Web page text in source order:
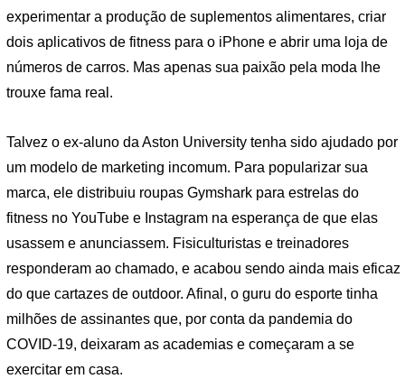
experimentar a produção de suplementos alimentares, criar
dois aplicativos de fitness para o iPhone e abrir uma loja de
números de carros. Mas apenas sua paixão pela moda lhe
trouxe fama real.
Talvez o ex-aluno da Aston University tenha sido ajudado por
um modelo de marketing incomum. Para popularizar sua
marca, ele distribuiu roupas Gymshark para estrelas do
fitness no YouTube e Instagram na esperança de que elas
usassem e anunciassem. Fisiculturistas e treinadores
responderam ao chamado, e acabou sendo ainda mais eficaz
do que cartazes de outdoor. Afinal, o guru do esporte tinha
milhões de assinantes que, por conta da pandemia do
COVID-19, deixaram as academias e começaram a se
exercitar em casa.